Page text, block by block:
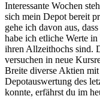
Interessante Wochen
sich mein Depot bereit
gehe ich davon aus,
habe ich etliche Werte
ihren Allzeithochs sind.
versuchen in neue
Breite diverse Aktien
Depotauswertung des
konnte, erfährst du im